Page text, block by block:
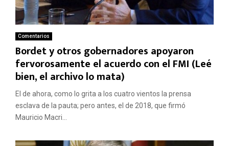
Comentarios
Bordet y otros gobernadores apoyaron
fervorosamente el acuerdo con el FMI (Leé
bien, el archivo lo mata)
El de ahora, como lo grita a los cuatro vientos la prensa
esclava de la pauta; pero antes, el de 2018, que firmó
Mauricio Macri...